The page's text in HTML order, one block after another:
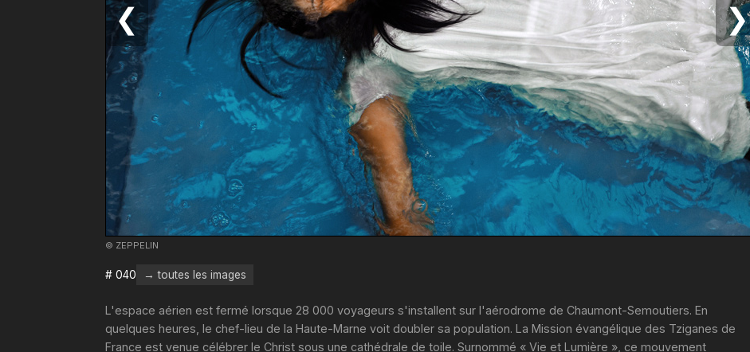
❮ ❯
© ZEPPELIN
# 040 → toutes les images
L'espace aérien est fermé lorsque 28 000 voyageurs s'installent sur l'aérodrome de Chaumont-Semoutiers. En
quelques heures, le chef-lieu de la Haute-Marne voit doubler sa population. La Mission évangélique des Tziganes de
France est venue célébrer le Christ sous une cathédrale de toile. Surnommé « Vie et Lumière », ce mouvement